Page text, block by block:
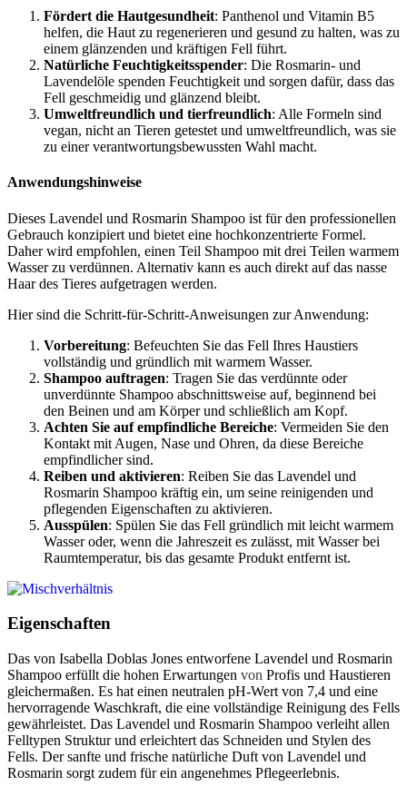
Fördert die Hautgesundheit: Panthenol und Vitamin B5
helfen, die Haut zu regenerieren und gesund zu halten, was zu
einem glänzenden und kräftigen Fell führt.
Natürliche Feuchtigkeitsspender: Die Rosmarin- und
Lavendelöle spenden Feuchtigkeit und sorgen dafür, dass das
Fell geschmeidig und glänzend bleibt.
Umweltfreundlich und tierfreundlich: Alle Formeln sind
vegan, nicht an Tieren getestet und umweltfreundlich, was sie
zu einer verantwortungsbewussten Wahl macht.
Anwendungshinweise
Dieses Lavendel und Rosmarin Shampoo ist für den professionellen
Gebrauch konzipiert und bietet eine hochkonzentrierte Formel.
Daher wird empfohlen, einen Teil Shampoo mit drei Teilen warmem
Wasser zu verdünnen. Alternativ kann es auch direkt auf das nasse
Haar des Tieres aufgetragen werden.
Hier sind die Schritt-für-Schritt-Anweisungen zur Anwendung:
Vorbereitung: Befeuchten Sie das Fell Ihres Haustiers
vollständig und gründlich mit warmem Wasser.
Shampoo auftragen: Tragen Sie das verdünnte oder
unverdünnte Shampoo abschnittsweise auf, beginnend bei
den Beinen und am Körper und schließlich am Kopf.
Achten Sie auf empfindliche Bereiche: Vermeiden Sie den
Kontakt mit Augen, Nase und Ohren, da diese Bereiche
empfindlicher sind.
Reiben und aktivieren: Reiben Sie das Lavendel und
Rosmarin Shampoo kräftig ein, um seine reinigenden und
pflegenden Eigenschaften zu aktivieren.
Ausspülen: Spülen Sie das Fell gründlich mit leicht warmem
Wasser oder, wenn die Jahreszeit es zulässt, mit Wasser bei
Raumtemperatur, bis das gesamte Produkt entfernt ist.
Eigenschaften
Das von Isabella Doblas Jones entworfene Lavendel und Rosmarin
Shampoo erfüllt die hohen Erwartungen von Profis und Haustieren
gleichermaßen. Es hat einen neutralen pH-Wert von 7,4 und eine
hervorragende Waschkraft, die eine vollständige Reinigung des Fells
gewährleistet. Das Lavendel und Rosmarin Shampoo verleiht allen
Felltypen Struktur und erleichtert das Schneiden und Stylen des
Fells. Der sanfte und frische natürliche Duft von Lavendel und
Rosmarin sorgt zudem für ein angenehmes Pflegeerlebnis.